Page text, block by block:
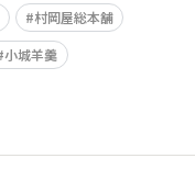
村岡屋総本舗
小城羊羹